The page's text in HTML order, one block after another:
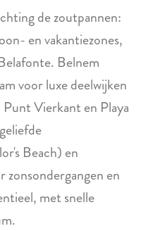
de zoutpannen:
en vakantiezones,
Belnem
voor luxe deelwijken
Punt Vierkant en Playa
Beach) en
zonsondergangen en
met snelle